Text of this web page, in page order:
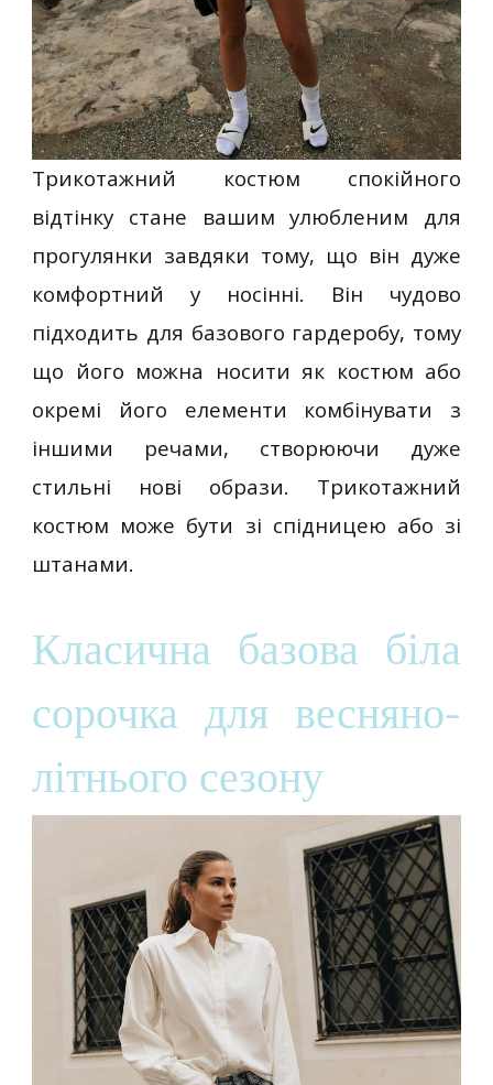
Трикотажний костюм спокійного
відтінку стане вашим улюбленим для
прогулянки завдяки тому, що він дуже
комфортний у носінні. Він чудово
підходить для базового гардеробу, тому
що його можна носити як костюм або
окремі його елементи комбінувати з
іншими речами, створюючи дуже
стильні нові образи. Трикотажний
костюм може бути зі спідницею або зі
штанами.
Класична базова біла
сорочка для весняно-
літнього сезону